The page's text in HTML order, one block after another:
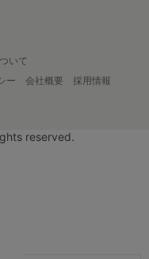
いて
ー 会社概要
採用情報
reserved.